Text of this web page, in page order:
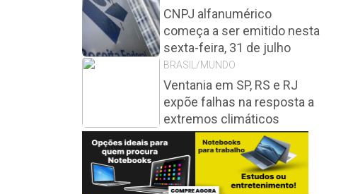
CNPJ alfanumérico
começa a ser emitido nesta
sexta-feira, 31 de julho
BRASIL/MUNDO
Ventania em SP, RS e RJ
expõe falhas na resposta a
extremos climáticos